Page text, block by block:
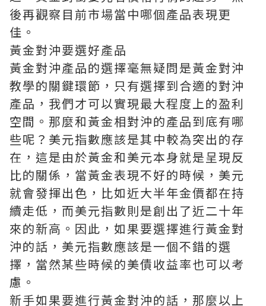
後再觀察目前市場當中哪個產品表現更
佳。
黃金對沖要選好產品
黃金對沖產品的選擇毫無疑問是黃金對沖
教學的關鍵環節，只有選擇到合適的對沖
產品，我們才可以實現最大程度上的盈利
空間。那麼和黃金相對沖的產品到底有哪
些呢？美元指數應該是其中較為突出的存
在，這是由於黃金和美元本身就是呈現反
比的關係，當黃金表現不好的時候，美元
就會發揮出色，比如近大半年金價都在持
續走低，而美元指數則是創出了近二十年
來的新高。因此，如果要選擇進行黃金對
沖的話，美元指數應該是一個不錯的選
擇，當然某些時候的美債收益率也可以考
慮。
新手如果要進行黃金對沖的話，那麼以上